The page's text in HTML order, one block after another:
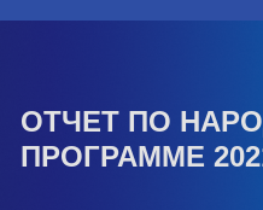
ОТЧЕТ ПО
ПРОГРАММЕ